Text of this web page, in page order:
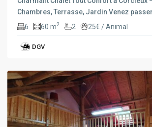
Chambres, Terrasse, Jardin Venez passer
6
60 m2 2 25€ / Animal
DGV